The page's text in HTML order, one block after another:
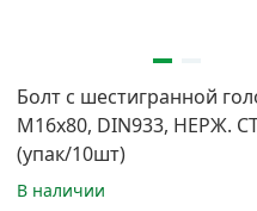
Болт с шестигранной
M16х80, DIN933, НЕРЖ.
(упак/10шт)
В наличии